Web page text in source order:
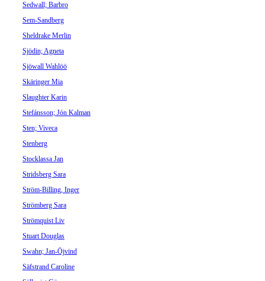
Sedwall; Barbro
Sem-Sandberg
Sheldrake Merlin
Sjödin; Agneta
Sjöwall Wahlöö
Skäringer Mia
Slaughter Karin
Stefánsson; Jón Kalman
Sten; Viveca
Stenberg
Stocklassa Jan
Stridsberg Sara
Ström-Billing, Inger
Strömberg Sara
Strömquist Liv
Stuart Douglas
Swahn; Jan-Öjvind
Säfstrand Caroline